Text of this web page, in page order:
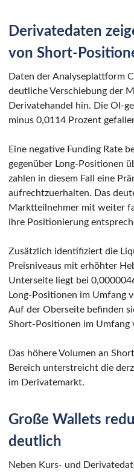
Derivatedaten
von Short-
Daten der Analyseplattform
deutliche Verschiebung der
Derivatehandel hin. Die OI-
minus 0,0114 Prozent
Eine negative Funding Rate
gegenüber Long-Positionen
zahlen in diesem Fall eine
aufrechtzuerhalten. Das
Marktteilnehmer mit weiter
ihre Positionierung
Zusätzlich identifiziert die
Preisniveaus mit erhöhter
Unterseite liegt bei
Long-Positionen im Umfang
Auf der Oberseite befinden
Short-Positionen im Umfang
Das höhere Volumen an
Bereich unterstreicht die
im Derivatemarkt.
Große Wallets
deutlich
Neben Kurs- und